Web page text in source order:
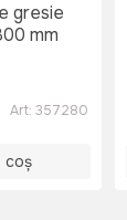
gresie
mm
Art: 357280
coș